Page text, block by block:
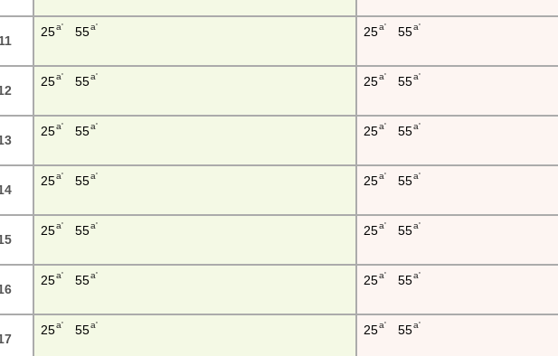
11
25a' 55a' 25a' 55a'
25a' 55a' 25a' 55a'
25a' 55a' 25a' 55a'
25a' 55a' 25a' 55a'
25a' 55a' 25a' 55a'
25a' 55a' 25a' 55a'
25a' 55a' 25a' 55a'